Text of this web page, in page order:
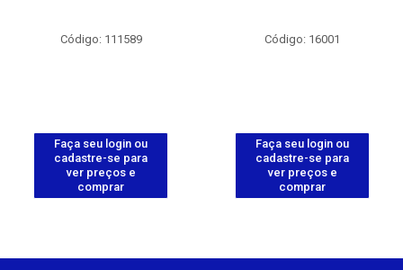
Código: 111589
Faça seu login ou
cadastre-se para
ver preços e
comprar
Código: 16001
Faça seu login ou
cadastre-se para
ver preços e
comprar